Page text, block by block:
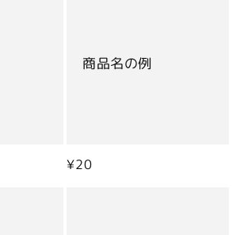
商品名の例
通
¥20